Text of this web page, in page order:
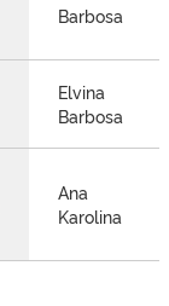
Barbosa
Elvina
Barbosa
Ana
Karolina